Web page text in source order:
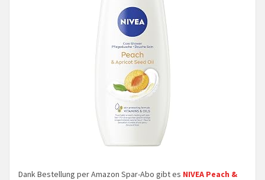
Dank Bestellung per Amazon Spar-Abo gibt es NIVEA Peach &